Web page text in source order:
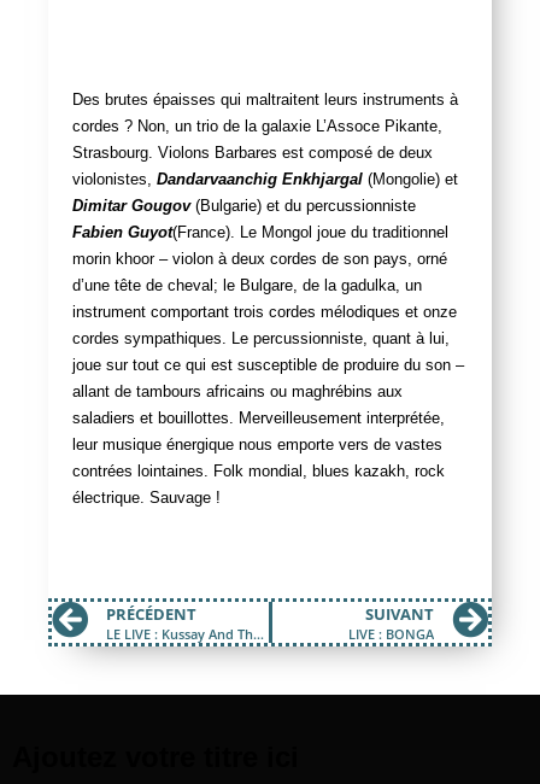
Des brutes épaisses qui maltraitent leurs instruments à
cordes ? Non, un trio de la galaxie L’Assoce Pikante,
Strasbourg. Violons Barbares est composé de deux
violonistes, Dandarvaanchig Enkhjargal (Mongolie) et
Dimitar Gougov(Bulgarie) et du percussionniste
Fabien Guyot(France). Le Mongol joue du traditionnel
morin khoor – violon à deux cordes de son pays, orné
d’une tête de cheval; le Bulgare, de la gadulka, un
instrument comportant trois cordes mélodiques et onze
cordes sympathiques. Le percussionniste, quant à lui,
joue sur tout ce qui est susceptible de produire du son –
allant de tambours africains ou maghrébins aux
saladiers et bouillottes. Merveilleusement interprétée,
leur musique énergique nous emporte vers de vastes
contrées lointaines. Folk mondial, blues kazakh, rock
électrique. Sauvage !
PRÉCÉDENT
LE LIVE : Kussay And The Smokes
SUIVANT
LIVE : BONGA